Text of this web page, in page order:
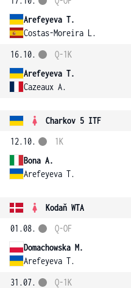
Arefeyeva T.
Costas-Moreira L.
16.10.
Arefeyeva T.
Cazeaux A.
Q-1K
Charkov 5 ITF
12.10.
Bona A.
Arefeyeva T.
1K
Kodaň WTA
01.08.
Domachowska M.
Arefeyeva T.
Q-OF
31.07.
Q-1K